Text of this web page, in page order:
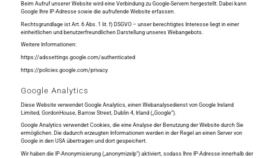
Beim Aufruf unserer Website wird eine Verbindung zu Google-Servern hergestellt. Dabei kann
Google Ihre IP-Adresse sowie die aufrufende Website erfassen.
Rechtsgrundlage ist Art. 6 Abs. 1 lit. f) DSGVO – unser berechtigtes Interesse liegt in einer
einheitlichen und benutzerfreundlichen Darstellung unseres Webangebots.
Weitere Informationen:
https://adssettings.google.com/authenticated
https://policies.google.com/privacy
Google Analytics
Diese Website verwendet Google Analytics, einen Webanalysedienst von Google Ireland
Limited, GordonHouse, Barrow Street, Dublin 4, Irland („Google“).
Google Analytics verwendet Cookies, die eine Analyse der Benutzung der Website durch Sie
ermöglichen. Die dadurch erzeugten Informationen werden in der Regel an einen Server von
Google in den USA übertragen und dort gespeichert.
Wir haben die IP-Anonymisierung („anonymizeIp“) aktiviert, sodass Ihre IP-Adresse innerhalb der